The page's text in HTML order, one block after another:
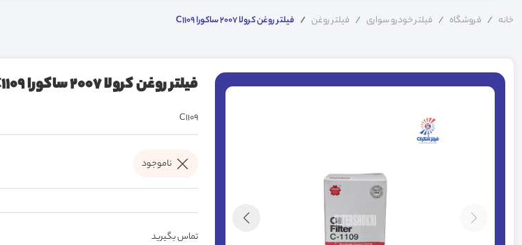
خانه فروشگاه فیلتر خودرو سواری فیلتر روغن فیلتر روغن کرولا 2007 ساکورا C1109
فیلتر روغن کرولا 2007 ساکورا C1109
C1109
ناموجود
تماس بگیرید